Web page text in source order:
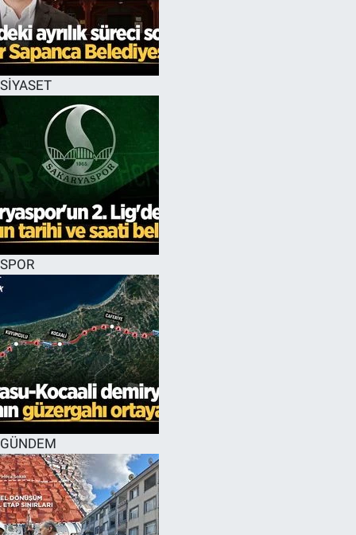
SİYASET
SPOR
GÜNDEM
EĞİTİM
ÖZEL HABER
HALK54 PANORAMA